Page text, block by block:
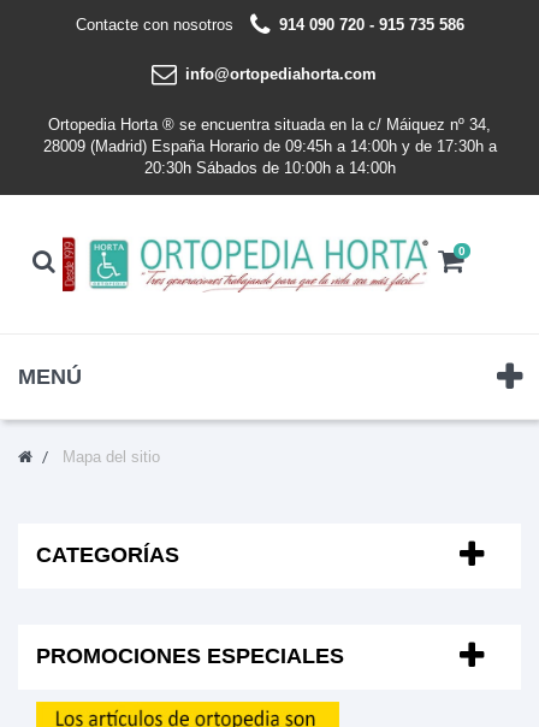
Contacte con nosotros 914 090 720 - 915 735 586
info@ortopediahorta.com
Ortopedia Horta ® se encuentra situada en la c/ Máiquez nº 34,
28009 (Madrid) España Horario de 09:45h a 14:00h y de 17:30h a
20:30h Sábados de 10:00h a 14:00h
0
MENÚ
Mapa del sitio
CATEGORÍAS
PROMOCIONES ESPECIALES